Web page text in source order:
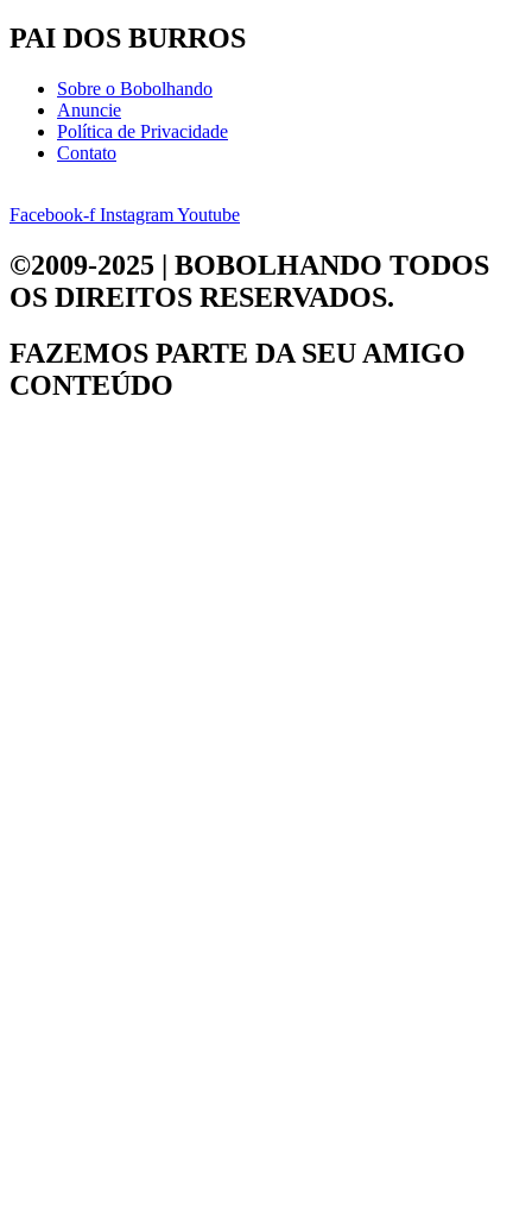
PAI DOS BURROS
Sobre o Bobolhando
Anuncie
Política de Privacidade
Contato
Facebook-f InstagramYoutube
©2009-2025 | BOBOLHANDO TODOS
OS DIREITOS RESERVADOS.
FAZEMOS PARTE DA SEU AMIGO
CONTEÚDO